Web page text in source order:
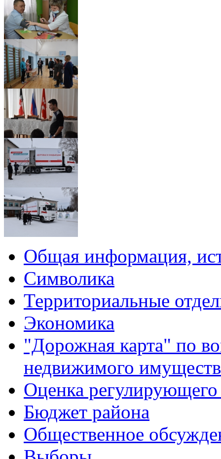
Общая информация,
Символика
Территориальные
Экономика
"Дорожная карта" по
недвижимого
Оценка регулирующего
Бюджет района
Общественное